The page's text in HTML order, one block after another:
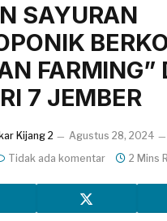
SAYURAN
FARMING”
7 JEMBER
Kijang 2 Agustus 28, 2024
Tidak ada komentar 2 Mins